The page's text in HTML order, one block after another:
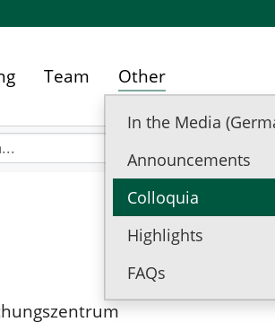
Team Other
In the Media
Announcements
Colloquia
Highlights
FAQs